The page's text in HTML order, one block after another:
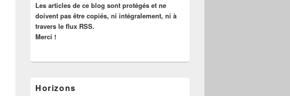
Les articles de ce blog sont protégés et ne
doivent pas être copiés, ni intégralement, ni à
travers le flux RSS.
Merci !
Horizons